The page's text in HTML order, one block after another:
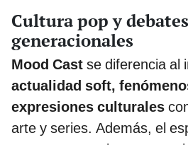
Cultura pop y debates
generacionales
Mood Cast se diferencia al
actualidad soft,
expresiones culturales
arte y series. Además, el